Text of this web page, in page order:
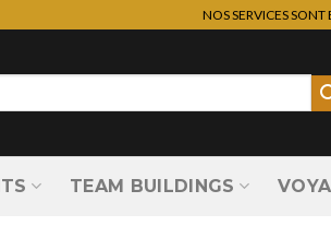
NOS SERVICES
TEAM BUILDINGS